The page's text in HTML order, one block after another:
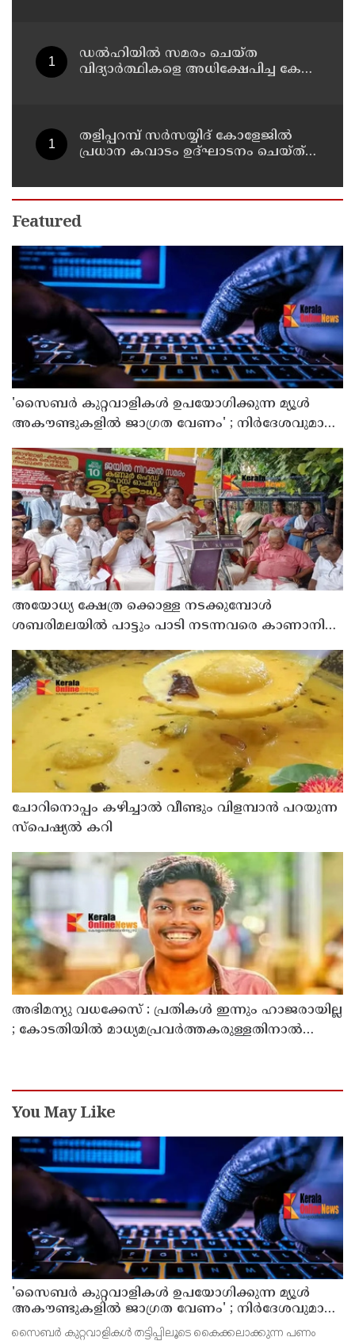
ഡൽഹിയിൽ സമരം ചെയ്ത
വിദ്യാർത്ഥികളെ അധിക്ഷേപിച്ച കേസ്
തളിപ്പറമ്പ് സർസയ്യിദ് കോളേജിൽ
പ്രധാന കവാടം ഉദ്ഘാടനം ചെയ്ത്
മന്ത്രിയുമായ പി കെ കുഞ്ഞാലിക്കുട്ടി
Featured
'സൈബര്‍ കുറ്റവാളികള്‍ ഉപയോഗിക്കുന്ന മ്യൂള്‍
അകൗണ്ടുകളില്‍ ജാഗ്രത വേണം' ; നിര്‍ദേശവുമായി
അയോധ്യ ക്ഷേത്ര ക്കൊള്ള നടക്കുമ്പോൾ
ശബരിമലയിൽ പാട്ടും പാടി നടന്നവരെ കാണാനില്ല ;
ചോറിനൊപ്പം കഴിച്ചാൽ വീണ്ടും വിളമ്പാൻ പറയുന്ന
സ്പെഷ്യൽ കറി
അഭിമന്യു വധക്കേസ് : പ്രതികൾ ഇന്നും ഹാജരായില്ല
; കോടതിയിൽ മാധ്യമപ്രവർത്തകരുള്ളതിനാൽ
You May Like
'സൈബര്‍ കുറ്റവാളികള്‍ ഉപയോഗിക്കുന്ന മ്യൂള്‍
അകൗണ്ടുകളില്‍ ജാഗ്രത വേണം' ; നിര്‍ദേശവുമായി
പൊലീസ്
സൈബര്‍ കുറ്റവാളികള്‍ തട്ടിപ്പിലൂടെ കൈക്കലാക്കുന്ന പണം